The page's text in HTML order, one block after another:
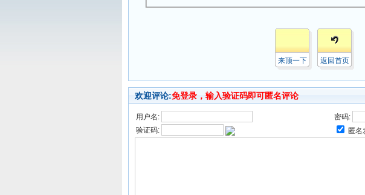
来顶一下 返回首页
欢迎评论:免登录，输入验证码即可匿名评论
用户名:
密码:
验证码:
匿名